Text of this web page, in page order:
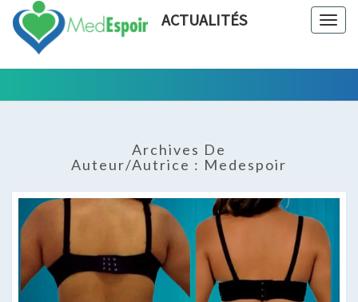
ACTUALITÉS
Avec La
Chirurgie
Esthétique
Archives De
Auteur/autrice : Medespoir